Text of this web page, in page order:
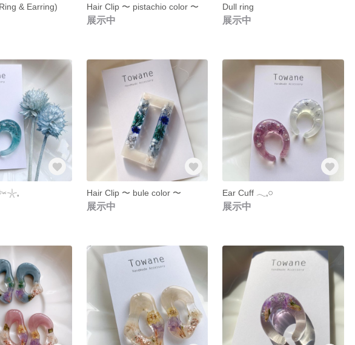
& Earring) Hair Clip 〜 pistachio color 〜
展示中
Dull ring
展示中
Hair Clip 〜 bule color 〜
展示中
Ear Cuff 𓂃𓈒𓏸
展示中